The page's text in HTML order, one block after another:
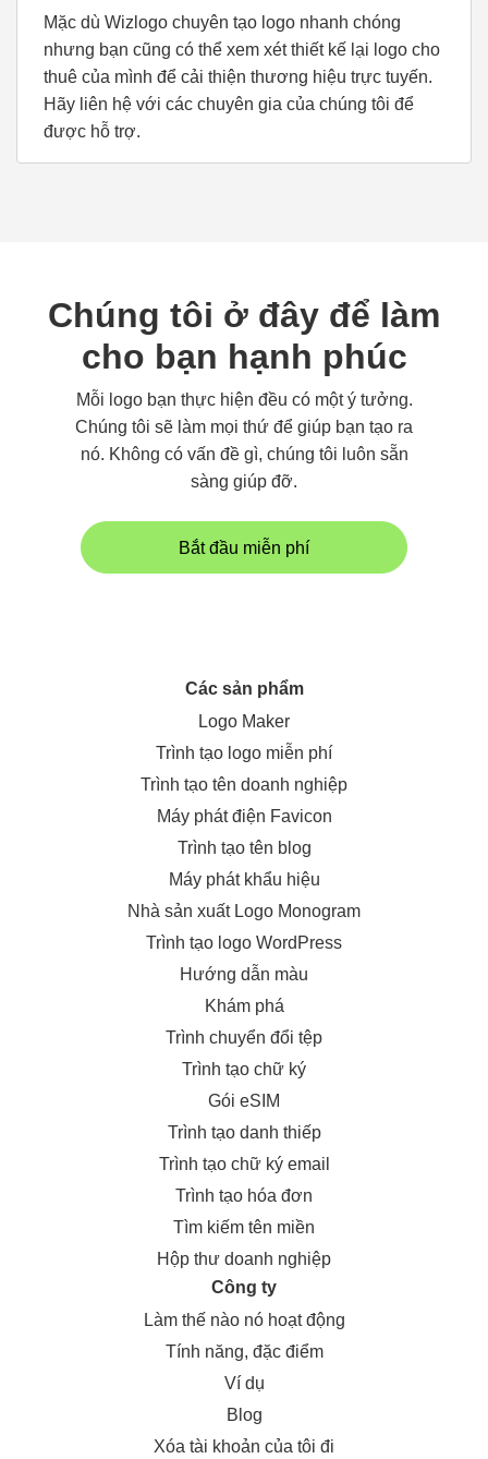
Mặc dù Wizlogo chuyên tạo logo nhanh chóng
nhưng bạn cũng có thể xem xét thiết kế lại logo cho
thuê của mình để cải thiện thương hiệu trực tuyến.
Hãy liên hệ với các chuyên gia của chúng tôi để
được hỗ trợ.
Chúng tôi ở đây để làm
cho bạn hạnh phúc
Mỗi logo bạn thực hiện đều có một ý tưởng.
Chúng tôi sẽ làm mọi thứ để giúp bạn tạo ra
nó. Không có vấn đề gì, chúng tôi luôn sẵn
sàng giúp đỡ.
Bắt đầu miễn phí
Các sản phẩm
Logo Maker
Trình tạo logo miễn phí
Trình tạo tên doanh nghiệp
Máy phát điện Favicon
Trình tạo tên blog
Máy phát khẩu hiệu
Nhà sản xuất Logo Monogram
Trình tạo logo WordPress
Hướng dẫn màu
Khám phá
Trình chuyển đổi tệp
Trình tạo chữ ký
Gói eSIM
Trình tạo danh thiếp
Trình tạo chữ ký email
Trình tạo hóa đơn
Tìm kiếm tên miền
Hộp thư doanh nghiệp
Công ty
Làm thế nào nó hoạt động
Tính năng, đặc điểm
Ví dụ
Blog
Xóa tài khoản của tôi đi